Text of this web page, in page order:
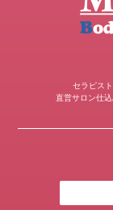
セラピス
直営サロン仕